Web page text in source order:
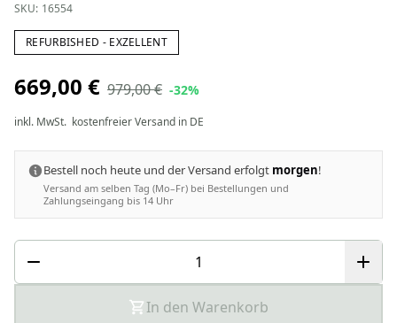
SKU: 16554
REFURBISHED - EXZELLENT
669,00 € 979,00 € -32%
inkl. MwSt. kostenfreier Versand in DE
Bestell noch heute und der Versand erfolgt morgen!
Versand am selben Tag (Mo–Fr) bei Bestellungen und
Zahlungseingang bis 14 Uhr
In den Warenkorb